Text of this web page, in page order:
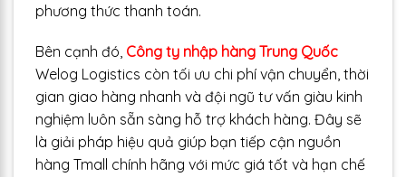
phương thức thanh toán.
Bên cạnh đó, Công ty nhập hàng Trung Quốc
Welog Logistics còn tối ưu chi phí vận chuyển, thời
gian giao hàng nhanh và đội ngũ tư vấn giàu kinh
nghiệm luôn sẵn sàng hỗ trợ khách hàng. Đây sẽ
là giải pháp hiệu quả giúp bạn tiếp cận nguồn
hàng Tmall chính hãng với mức giá tốt và hạn chế